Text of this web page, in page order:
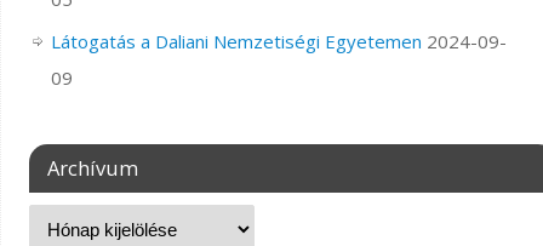
Látogatás a Daliani Nemzetiségi Egyetemen 2024-09-
09
Archívum